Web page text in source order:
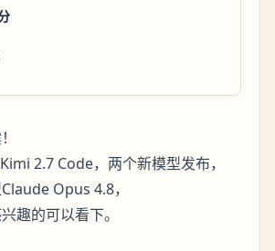
2.7 Code，两个新模型发布，
Opus 4.8，
趣的可以看下。